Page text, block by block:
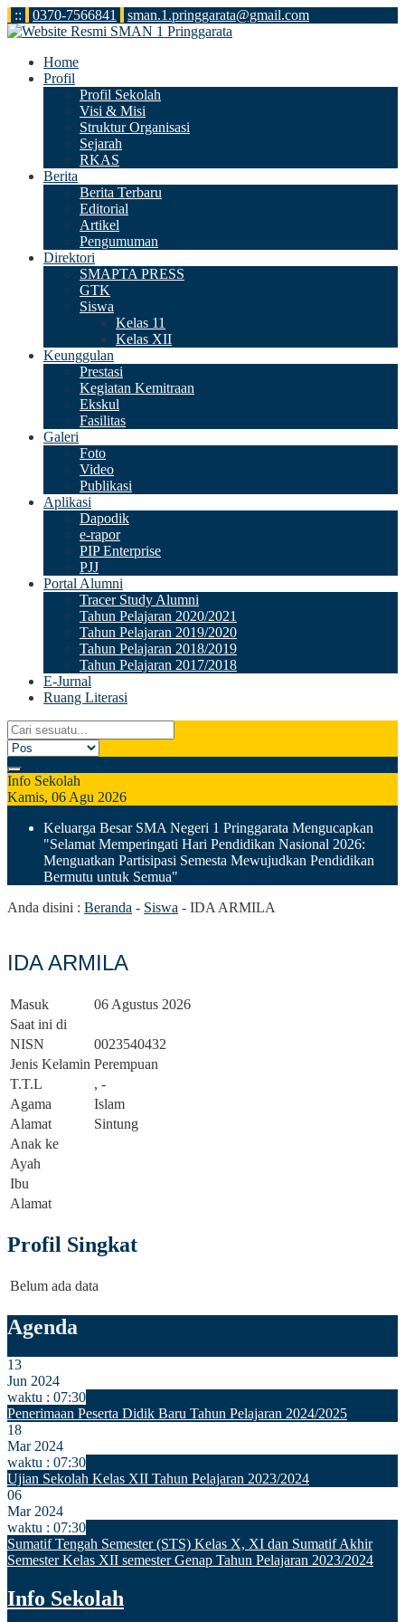
:: 0370-7566841 sman.1.pringgarata@gmail.com
Home
Profil
Profil Sekolah
Visi & Misi
Struktur Organisasi
Sejarah
RKAS
Berita
Berita Terbaru
Editorial
Artikel
Pengumuman
Direktori
SMAPTA PRESS
GTK
Siswa
Kelas 11
Kelas XII
Keunggulan
Prestasi
Kegiatan Kemitraan
Ekskul
Fasilitas
Galeri
Foto
Video
Publikasi
Aplikasi
Dapodik
e-rapor
PIP Enterprise
PJJ
Portal Alumni
Tracer Study Alumni
Tahun Pelajaran 2020/2021
Tahun Pelajaran 2019/2020
Tahun Pelajaran 2018/2019
Tahun Pelajaran 2017/2018
E-Jurnal
Ruang Literasi
Info Sekolah
Kamis, 06 Agu 2026
Keluarga Besar SMA Negeri 1 Pringgarata Mengucapkan
"Selamat Memperingati Hari Pendidikan Nasional 2026:
Menguatkan Partisipasi Semesta Mewujudkan Pendidikan
Bermutu untuk Semua"
Anda disini : Beranda - Siswa - IDA ARMILA
IDA ARMILA
Masuk
06 Agustus 2026
Saat ini di
NISN
0023540432
Jenis Kelamin Perempuan
T.T.L
, -
Agama
Islam
Alamat
Sintung
Anak ke
Ayah
Ibu
Alamat
Profil Singkat
Belum ada data
Agenda
13
Jun 2024
waktu : 07:30
Penerimaan Peserta Didik Baru Tahun Pelajaran 2024/2025
18
Mar 2024
waktu : 07:30
Ujian Sekolah Kelas XII Tahun Pelajaran 2023/2024
06
Mar 2024
waktu : 07:30
Sumatif Tengah Semester (STS) Kelas X, XI dan Sumatif Akhir
Semester Kelas XII semester Genap Tahun Pelajaran 2023/2024
Info Sekolah